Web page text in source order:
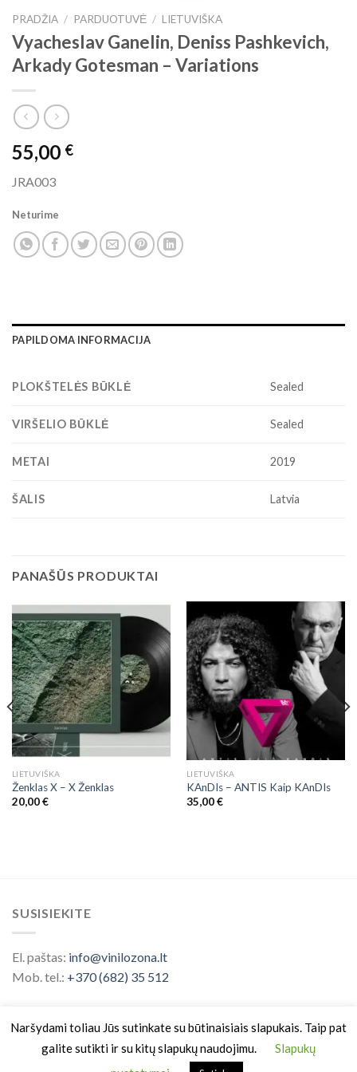
PRADŽIA / PARDUOTUVĖ / LIETUVIŠKA
Vyacheslav Ganelin, Deniss Pashkevich,
Arkady Gotesman ‎– Variations
55,00 €
JRA003
Neturime
PAPILDOMA INFORMACIJA
PLOKŠTELĖS BŪKLĖ Sealed
VIRŠELIO BŪKLĖ Sealed
METAI 2019
ŠALIS Latvia
PANAŠŪS PRODUKTAI
LIETUVIŠKA
Ženklas X ‎– X Ženklas
20,00€
LIETUVIŠKA
KAnDIs – ANTIS Kaip KAnDIs
35,00€
SUSISIEKITE
El. paštas: info@vinilozona.lt
Mob. tel.: +370 (682) 35 512
Naršydami toliau Jūs sutinkate su būtinaisiais slapukais. Taip pat
galite sutikti ir su kitų slapukų naudojimu.
Slapukų